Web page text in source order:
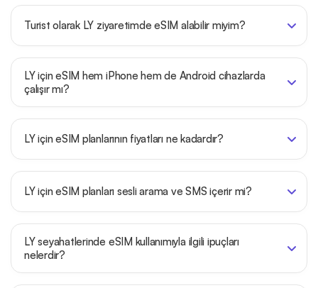
Turist olarak LY ziyaretimde eSIM alabilir miyim?
LY için eSIM hem iPhone hem de Android cihazlarda
çalışır mı?
LY için eSIM planlarının fiyatları ne kadardır?
LY için eSIM planları sesli arama ve SMS içerir mi?
LY seyahatlerinde eSIM kullanımıyla ilgili ipuçları
nelerdir?